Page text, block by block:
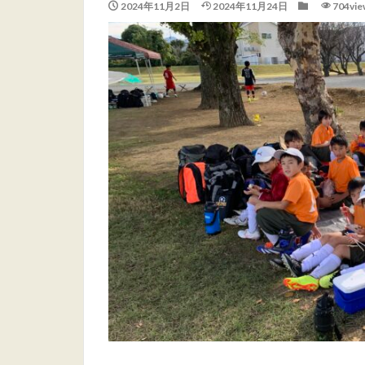
2024年11月2日 2024年11月24日